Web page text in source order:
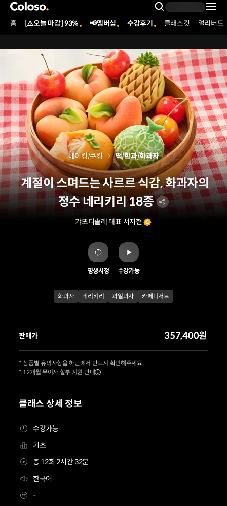
콜로소
Search
Coloso Menu
홈 [⚠️오늘 마감] 93% 📢멤버십 수강후기 클래스컷 얼리버드
계절이 스며드는 사르르 식감, 화과자의
정수 네리키리 18종
갸또디솔레 대표 서지현
베이킹/쿠킹 떡/한과/화과자
평생시청 수강가능
화과자 네리키리 과일과자 카페디저트
클래스 상세 정보
수강가능
기초
총 12회 2시간 32분
한국어
-
판매가 357,400원
* 상품별 유의사항을 하단에서 반드시 확인해주세요.
* 12개월 무이자 할부 지원 안내